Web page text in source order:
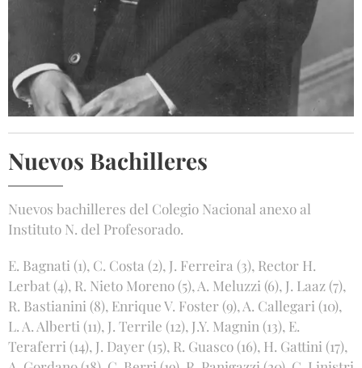
Nuevos Bachilleres
Nuevos bachilleres del Colegio Nacional anexo al
Instituto N. del Profesorado.
E. Bagnati (1), C. Costa (2), J. Ferreira (3), Rector H.
Lerbat (4), R. Nieto Moreno (5), A. Meluzzi (6), J. Laaz (7),
R. Bastianini (8), Enrique V. Foster (9), A. Callegari (10),
L. A. Alberti (11), J. Terrile (12), J.Y. Magnin (13), E.
Teraferri (14), J. Dayer (15), R. Guasco (16), H. Gattini (17),